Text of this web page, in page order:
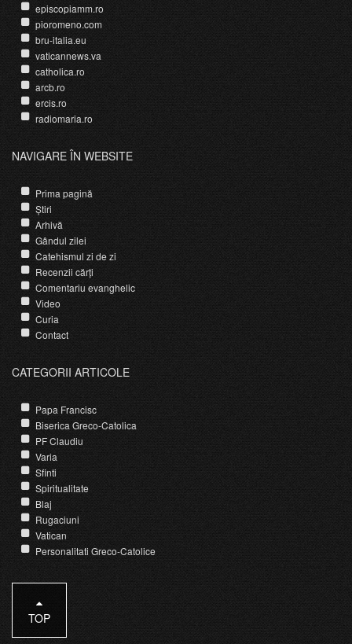
episcopiamm.ro
pioromeno.com
bru-italia.eu
vaticannews.va
catholica.ro
arcb.ro
ercis.ro
radiomaria.ro
NAVIGARE ÎN WEBSITE
Prima pagină
Știri
Arhivă
Gândul zilei
Catehismul zi de zi
Recenzii cărți
Comentariu evanghelic
Video
Curia
Contact
CATEGORII ARTICOLE
Papa Francisc
Biserica Greco-Catolica
PF Claudiu
Varia
Sfinti
Spiritualitate
Blaj
Rugaciuni
Vatican
Personalitati Greco-Catolice
TOP